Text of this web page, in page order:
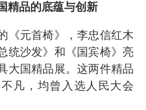
精品的底蕴与创新
《元首椅》，李忠信红木
统沙发》和《国宾椅》亮
大国精品展。这两件精品
凡，均曾入选人民大会